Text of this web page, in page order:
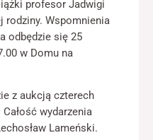
profesor Jadwigi
rodziny. Wspomnienia
odbędzie się 25
w Domu na
z aukcją czterech
wydarzenia
Lameński.
jest używana.
Doświadczenie
działała jak
najlepiej podczas
twojego przejścia
na nią. Jeśli